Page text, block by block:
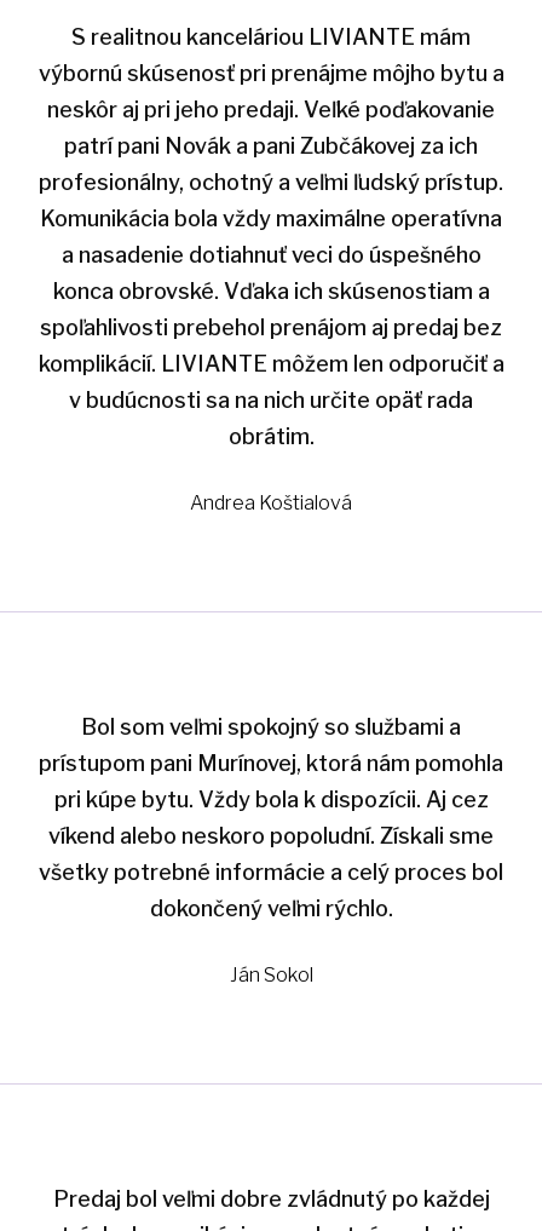
S realitnou kanceláriou LIVIANTE mám
výbornú skúsenosť pri prenájme môjho bytu a
neskôr aj pri jeho predaji. Veľké poďakovanie
patrí pani Novák a pani Zubčákovej za ich
profesionálny, ochotný a veľmi ľudský prístup.
Komunikácia bola vždy maximálne operatívna
a nasadenie dotiahnuť veci do úspešného
konca obrovské. Vďaka ich skúsenostiam a
spoľahlivosti prebehol prenájom aj predaj bez
komplikácií. LIVIANTE môžem len odporučiť a
v budúcnosti sa na nich určite opäť rada
obrátim.
Andrea Koštialová
Bol som veľmi spokojný so službami a
prístupom pani Murínovej, ktorá nám pomohla
pri kúpe bytu. Vždy bola k dispozícii. Aj cez
víkend alebo neskoro popoludní. Získali sme
všetky potrebné informácie a celý proces bol
dokončený veľmi rýchlo.
Ján Sokol
Predaj bol veľmi dobre zvládnutý po každej